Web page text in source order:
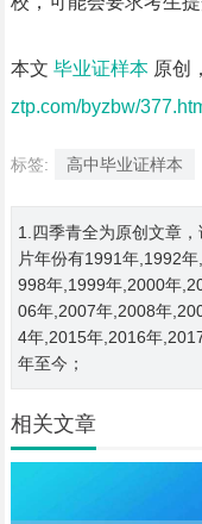
本文 毕业证样本原创
ztp.com/byzbw/
标签: 高中毕业证样本
1.四季青全为原创文章
片年份有1991年,1992
998年,1999年,2000年
06年,2007年,2008年
4年,2015年,2016年
年至今；
相关文章